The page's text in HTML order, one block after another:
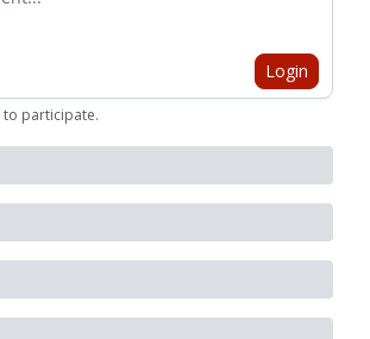
Login
to participate.